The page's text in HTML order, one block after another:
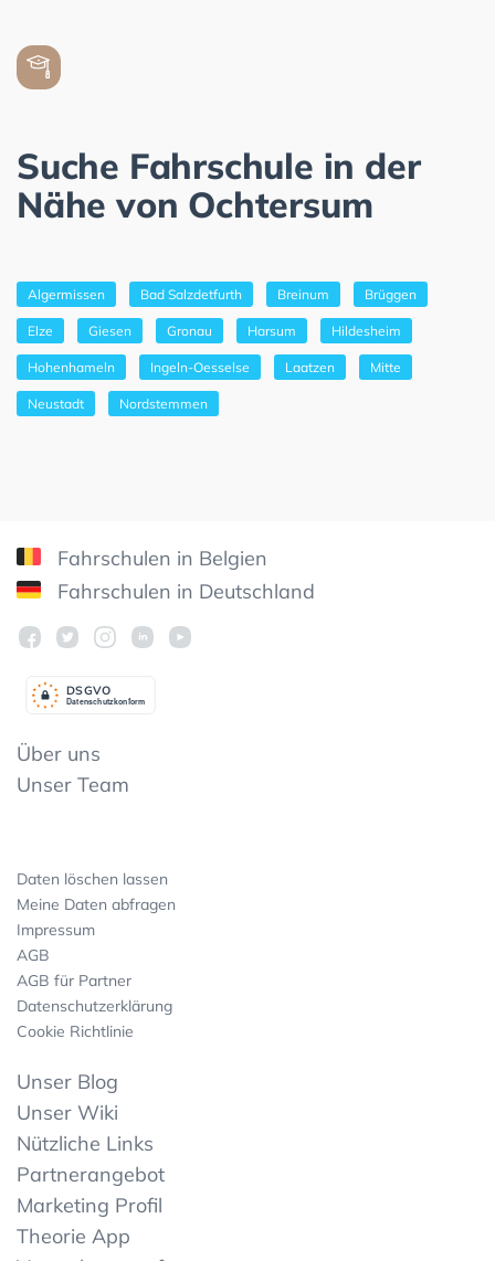
Suche Fahrschule in der
Nähe von Ochtersum
Algermissen Bad Salzdetfurth Breinum Brüggen
Elze Giesen Gronau Harsum Hildesheim
Hohenhameln Ingeln-Oesselse Laatzen Mitte
Neustadt Nordstemmen
Fahrschulen in Belgien
Fahrschulen in Deutschland
Datenschutzkonform
DSGVO
Über uns
Unser Team
Daten löschen lassen
Meine Daten abfragen
Impressum
AGB
AGB für Partner
Datenschutzerklärung
Cookie Richtlinie
Unser Blog
Unser Wiki
Nützliche Links
Partnerangebot
Marketing Profil
Theorie App